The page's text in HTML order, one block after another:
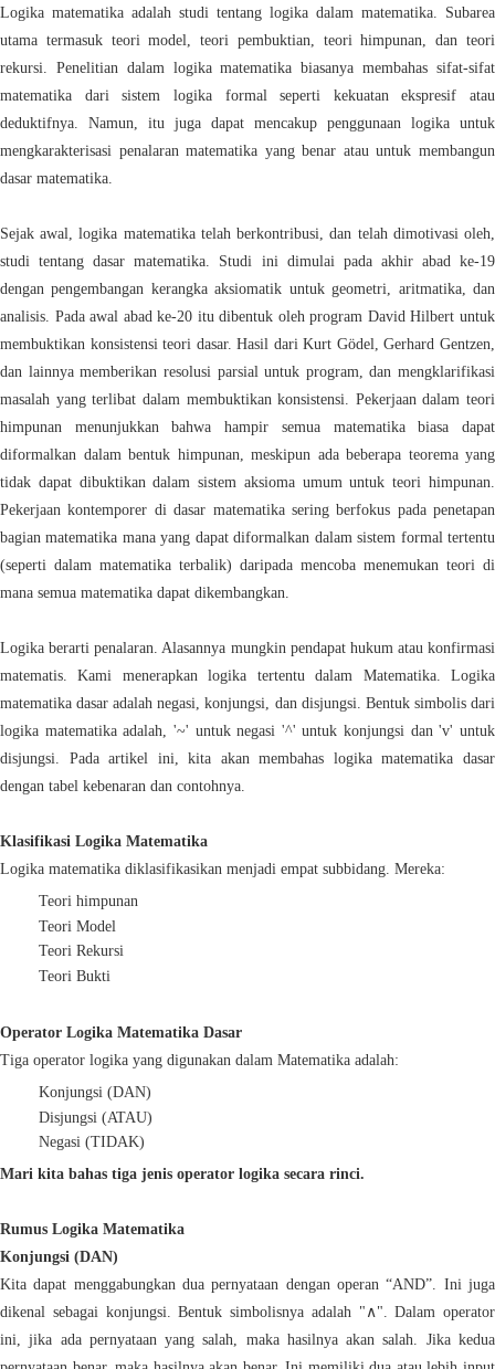
Logika matematika adalah studi tentang logika dalam matematika. Subarea
utama termasuk teori model, teori pembuktian, teori himpunan, dan teori
rekursi. Penelitian dalam logika matematika biasanya membahas sifat-sifat
matematika dari sistem logika formal seperti kekuatan ekspresif atau
deduktifnya. Namun, itu juga dapat mencakup penggunaan logika untuk
mengkarakterisasi penalaran matematika yang benar atau untuk membangun
dasar matematika.
Sejak awal, logika matematika telah berkontribusi, dan telah dimotivasi oleh,
studi tentang dasar matematika. Studi ini dimulai pada akhir abad ke-19
dengan pengembangan kerangka aksiomatik untuk geometri, aritmatika, dan
analisis. Pada awal abad ke-20 itu dibentuk oleh program David Hilbert untuk
membuktikan konsistensi teori dasar. Hasil dari Kurt Gödel, Gerhard Gentzen,
dan lainnya memberikan resolusi parsial untuk program, dan mengklarifikasi
masalah yang terlibat dalam membuktikan konsistensi. Pekerjaan dalam teori
himpunan menunjukkan bahwa hampir semua matematika biasa dapat
diformalkan dalam bentuk himpunan, meskipun ada beberapa teorema yang
tidak dapat dibuktikan dalam sistem aksioma umum untuk teori himpunan.
Pekerjaan kontemporer di dasar matematika sering berfokus pada penetapan
bagian matematika mana yang dapat diformalkan dalam sistem formal tertentu
(seperti dalam matematika terbalik) daripada mencoba menemukan teori di
mana semua matematika dapat dikembangkan.
Logika berarti penalaran. Alasannya mungkin pendapat hukum atau konfirmasi
matematis. Kami menerapkan logika tertentu dalam Matematika. Logika
matematika dasar adalah negasi, konjungsi, dan disjungsi. Bentuk simbolis dari
logika matematika adalah, '~' untuk negasi '^' untuk konjungsi dan 'v' untuk
disjungsi. Pada artikel ini, kita akan membahas logika matematika dasar
dengan tabel kebenaran dan contohnya.
Klasifikasi Logika Matematika
Logika matematika diklasifikasikan menjadi empat subbidang. Mereka:
Teori himpunan
Teori Model
Teori Rekursi
Teori Bukti
Operator Logika Matematika Dasar
Tiga operator logika yang digunakan dalam Matematika adalah:
Konjungsi (DAN)
Disjungsi (ATAU)
Negasi (TIDAK)
Mari kita bahas tiga jenis operator logika secara rinci.
Rumus Logika Matematika
Konjungsi (DAN)
Kita dapat menggabungkan dua pernyataan dengan operan “AND”. Ini juga
dikenal sebagai konjungsi. Bentuk simbolisnya adalah "∧". Dalam operator
ini, jika ada pernyataan yang salah, maka hasilnya akan salah. Jika kedua